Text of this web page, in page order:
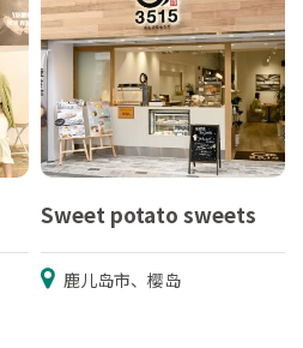
Sweet potato sweets
鹿儿岛市、樱岛